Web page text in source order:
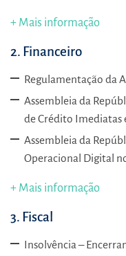
+ Mais informação
2. Financeiro
Regulamentação da
Assembleia da
de Crédito Imediatas
Assembleia da
Operacional Digital
+ Mais informação
3. Fiscal
Insolvência –